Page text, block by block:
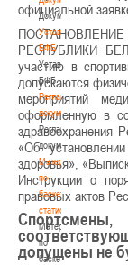
Документы
Устав
БФБ
Устав
БФБ
Регламентирующие
документы
Регламентирующие
документы
Материалы
по
баскетбольной
статистике
Материалы
по
баскетбольной
официальной
РЕСПУБЛИКИ
участию в
допускаются
мероприятий
оформленную в
здравоохранения
«Об
здоровья»,
Инструкции о
правовых актов
допущены не